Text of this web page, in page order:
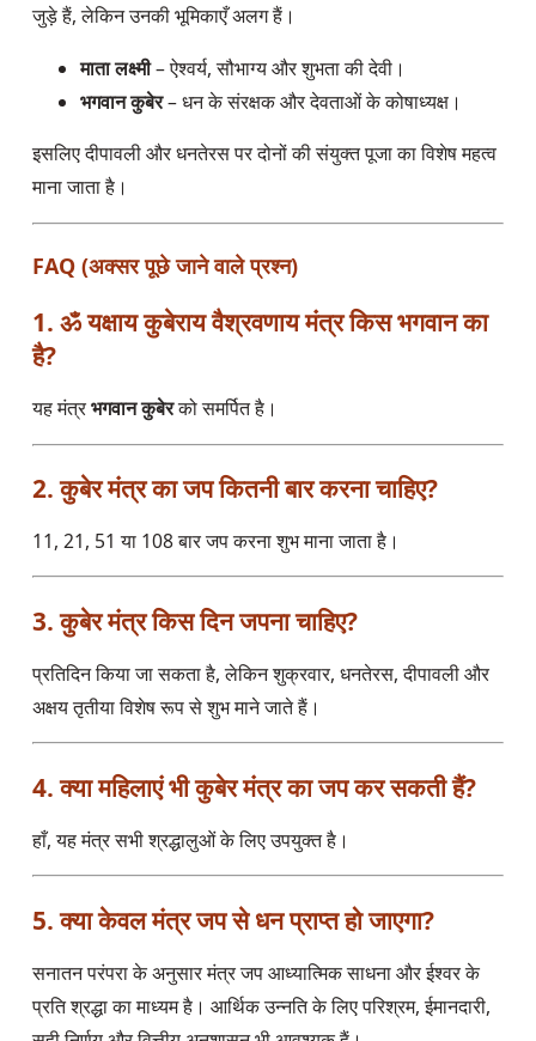
जुड़े हैं, लेकिन उनकी भूमिकाएँ अलग हैं।
माता लक्ष्मी– ऐश्वर्य, सौभाग्य और शुभता की देवी।
भगवान कुबेर– धन के संरक्षक और देवताओं के कोषाध्यक्ष।
इसलिए दीपावली और धनतेरस पर दोनों की संयुक्त पूजा का विशेष महत्व
माना जाता है।
FAQ (अक्सर पूछे जाने वाले प्रश्न)
1. ॐ यक्षाय कुबेराय वैश्रवणाय मंत्र किस भगवान का
है?
यह मंत्रभगवान कुबेरको समर्पित है।
2. कुबेर मंत्र का जप कितनी बार करना चाहिए?
11, 21, 51 या 108 बार जप करना शुभ माना जाता है।
3. कुबेर मंत्र किस दिन जपना चाहिए?
प्रतिदिन किया जा सकता है, लेकिन शुक्रवार, धनतेरस, दीपावली और
अक्षय तृतीया विशेष रूप से शुभ माने जाते हैं।
4. क्या महिलाएं भी कुबेर मंत्र का जप कर सकती हैं?
हाँ, यह मंत्र सभी श्रद्धालुओं के लिए उपयुक्त है।
5. क्या केवल मंत्र जप से धन प्राप्त हो जाएगा?
सनातन परंपरा के अनुसार मंत्र जप आध्यात्मिक साधना और ईश्वर के
प्रति श्रद्धा का माध्यम है। आर्थिक उन्नति के लिए परिश्रम, ईमानदारी,